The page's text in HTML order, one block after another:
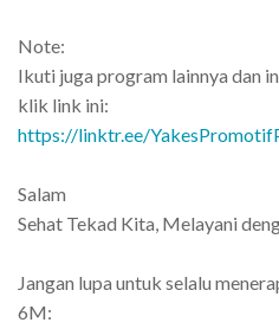
Note:
Ikuti juga program lainnya dan
klik link ini:
https://linktr.ee/
Salam
Sehat Tekad Kita, Melayani
Jangan lupa untuk selalu
6M: